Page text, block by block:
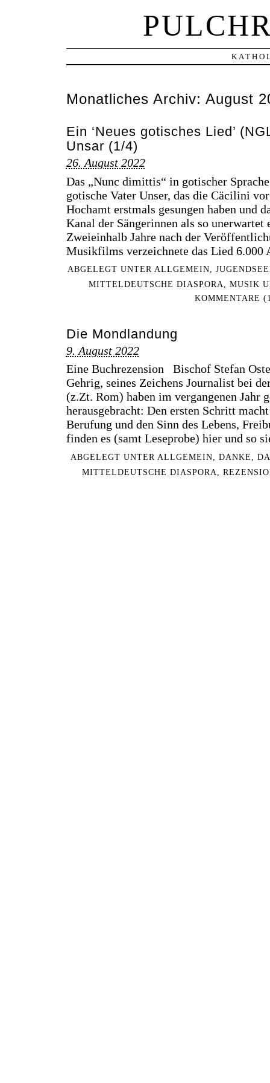
Monatliches Archiv: August
Ein ‘Neues gotisches Lied’
Unsar (1/4)
26. August 2022
Das „Nunc dimittis“ in gotischer
gotische Vater Unser, das die Cäcilini
Hochamt erstmals gesungen haben und
Kanal der Sängerinnen als so
Zweieinhalb Jahre nach der
Musikfilms verzeichnete das Lied
ABGELEGT UNTER ALLGEMEIN
MITTELDEUTSCHE DIASPORA
MUSIK
KOMMENTARE
Die Mondlandung
9. August 2022
Eine Buchrezension Bischof Stefan
Gehrig, seines Zeichens Journalist bei
(z.Zt. Rom) haben im vergangenen Jahr
herausgebracht: Den ersten Schritt
Berufung und den Sinn des Lebens,
finden es (samt Leseprobe) hier und so
ABGELEGT UNTER ALLGEMEIN DANKE
MITTELDEUTSCHE DIASPORA